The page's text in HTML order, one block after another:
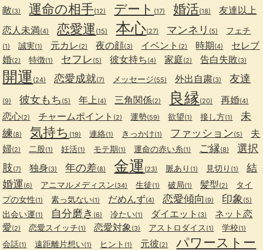
敵(3) 運命の相手(12) デート (17) 婚活(18)
友達以上
恋人未満(4) 恋愛運 (15) 本心(27) マンネリ (5) フェチ
(1) 誠実(1) 元カレ (2) 夜の顔(3) イベント (2) 時期(4)
セレブ
婚(2) 特徴(1) セフレ (5) 彼女持ち (4) 家庭(2) 告白失敗(3)
開運 (24) 恋愛成就(7) メッセージ(55) 外出自粛(3) 友達
(9) 彼女もち (5) 年上 (4) 三角関係(2) 良縁(20) 再婚(4)
恋心(2) チャームポイント (2) 運勢(59) 欲望(1) 接し方(1)
未
練(8) 気持ち (19) 連絡(1) きっかけ(1) ファッション(5)
夫
婦(2) 二股(1) 妊活(1) モテ期(1) 運命の赤い糸(1) ご縁(8)
選択
肢(7) 独身(3) 年の差(8) 金運 (23) 脈あり (1) 見切り (1)
結
婚運(6) アニマルメディスン(34) 生徒(1) 破局(1) 髪型(2)
タイ
プの女性(1) 素っ気ない(1) だめんず(4) 恋愛傾向 (9) 印象 (5)
出会い運(1) 自分磨き (6) 冷たい(1) ダイエット (3)
ネット恋
愛(2) 恋愛スイッチ(1) 恋愛対象 (3) アストロダイス (1) 学校(1)
会話(1) 遠距離片想い(1) ヒント (1) 元彼(2)
パワーストー